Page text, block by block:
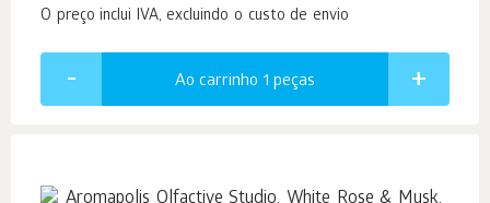
O preço inclui IVA, excluindo o custo de envio
Ao carrinho 1 peças